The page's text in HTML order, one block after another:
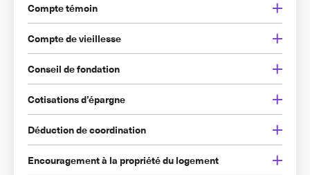
Compte témoin
Compte de vieillesse
Conseil de fondation
Cotisations d’épargne
Déduction de coordination
Encouragement à la propriété du logement